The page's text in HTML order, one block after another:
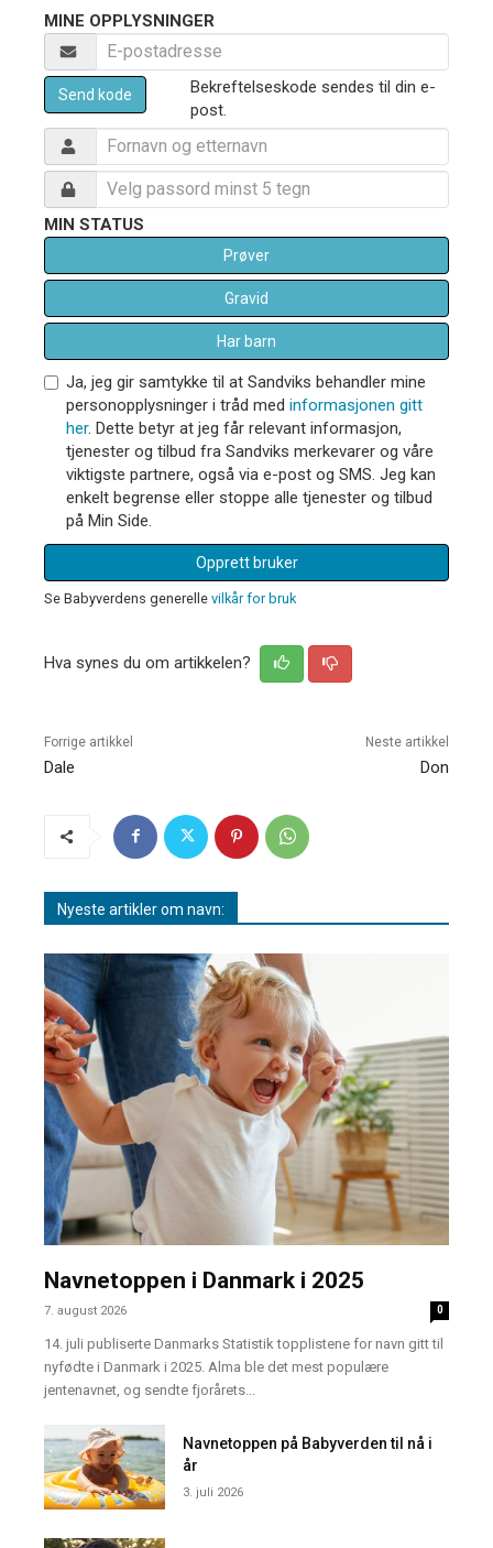
MINE OPPLYSNINGER
Send kode
Bekreftelseskode sendes til din e-
post.
MIN STATUS
Prøver
Gravid
Har barn
Ja, jeg gir samtykke til at Sandviks behandler mine
personopplysninger i tråd med informasjonen gitt
her. Dette betyr at jeg får relevant informasjon,
tjenester og tilbud fra Sandviks merkevarer og våre
viktigste partnere, også via e-post og SMS. Jeg kan
enkelt begrense eller stoppe alle tjenester og tilbud
på Min Side.
Opprett bruker
Se Babyverdens generelle vilkår for bruk
Hva synes du om artikkelen?
Forrige artikkel
Dale
Neste artikkel
Don
Nyeste artikler om navn:
Navnetoppen i Danmark i 2025
7. august 2026 0
14. juli publiserte Danmarks Statistik topplistene for navn gitt til
nyfødte i Danmark i 2025. Alma ble det mest populære
jentenavnet, og sendte fjorårets...
Navnetoppen på Babyverden til nå i
år
3. juli 2026